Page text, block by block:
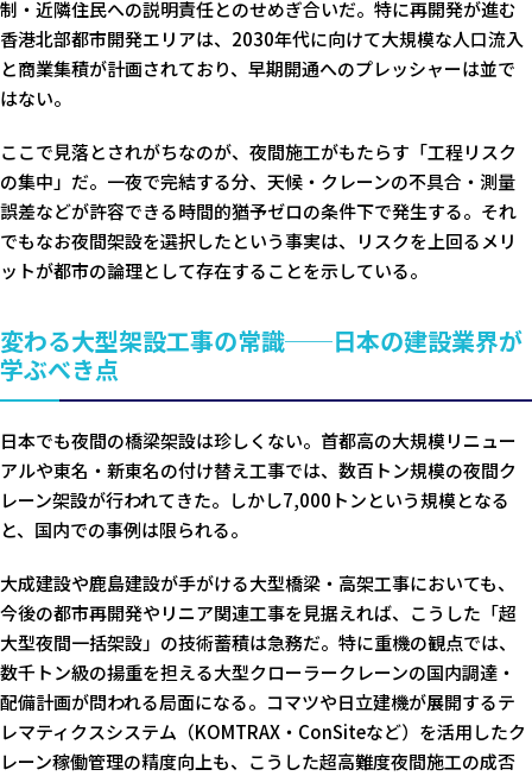
制・近隣住民への説明責任とのせめぎ合いだ。特に再開発が進む
香港北部都市開発エリアは、2030年代に向けて大規模な人口流入
と商業集積が計画されており、早期開通へのプレッシャーは並で
はない。
ここで見落とされがちなのが、夜間施工がもたらす「工程リスク
の集中」だ。一夜で完結する分、天候・クレーンの不具合・測量
誤差などが許容できる時間的猶予ゼロの条件下で発生する。それ
でもなお夜間架設を選択したという事実は、リスクを上回るメリ
ットが都市の論理として存在することを示している。
変わる大型架設工事の常識──日本の建設業界が
学ぶべき点
日本でも夜間の橋梁架設は珍しくない。首都高の大規模リニュー
アルや東名・新東名の付け替え工事では、数百トン規模の夜間ク
レーン架設が行われてきた。しかし7,000トンという規模となる
と、国内での事例は限られる。
大成建設や鹿島建設が手がける大型橋梁・高架工事においても、
今後の都市再開発やリニア関連工事を見据えれば、こうした「超
大型夜間一括架設」の技術蓄積は急務だ。特に重機の観点では、
数千トン級の揚重を担える大型クローラークレーンの国内調達・
配備計画が問われる局面になる。コマツや日立建機が展開するテ
レマティクスシステム（KOMTRAX・ConSiteなど）を活用したク
レーン稼働管理の精度向上も、こうした超高難度夜間施工の成否